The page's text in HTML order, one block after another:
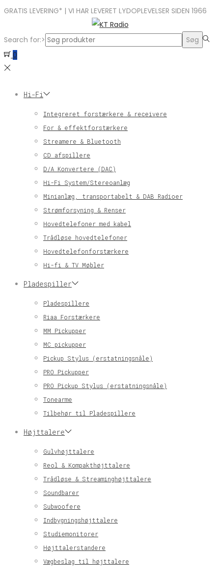
GRATIS LEVERING* | VI HAR LEVERET LYDOPLEVELSER SIDEN 1966
Search for:>
Søg
0
Hi-Fi
Integreret forstærkere & receivere
For & effektforstærkere
Streamere & Bluetooth
CD afspillere
D/A Konvertere (DAC)
Hi-Fi System/Stereoanlæg
Minianlæg, transportabelt & DAB Radioer
Strømforsyning & Renser
Hovedtelefoner med kabel
Trådløse hovedtelefoner
Hovedtelefonforstærkere
Hi-fi & TV Møbler
Pladespiller
Pladespillere
Riaa Forstærkere
MM Pickupper
MC pickupper
Pickup Stylus (erstatningsnåle)
PRO Pickupper
PRO Pickup Stylus (erstatningsnåle)
Tonearme
Tilbehør til Pladespillere
Højttalere
Gulvhøjttalere
Reol & Kompakthøjttalere
Trådløse & Streaminghøjttalere
Soundbarer
Subwoofere
Indbygningshøjttalere
Studiemonitorer
Højttalerstandere
Vægbeslag til højttalere